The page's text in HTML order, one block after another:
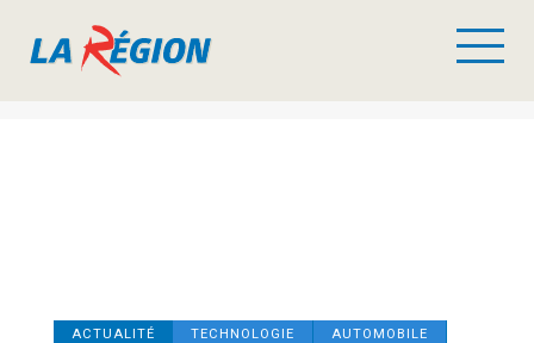
ACTUALITÉ TECHNOLOGIE AUTOMOBILE